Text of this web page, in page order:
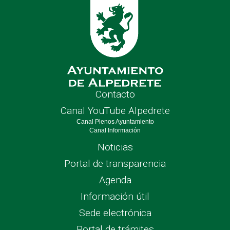
Contacto
Canal YouTube Alpedrete
Canal Plenos Ayuntamiento
Canal Información
Noticias
Portal de transparencia
Agenda
Información útil
Sede electrónica